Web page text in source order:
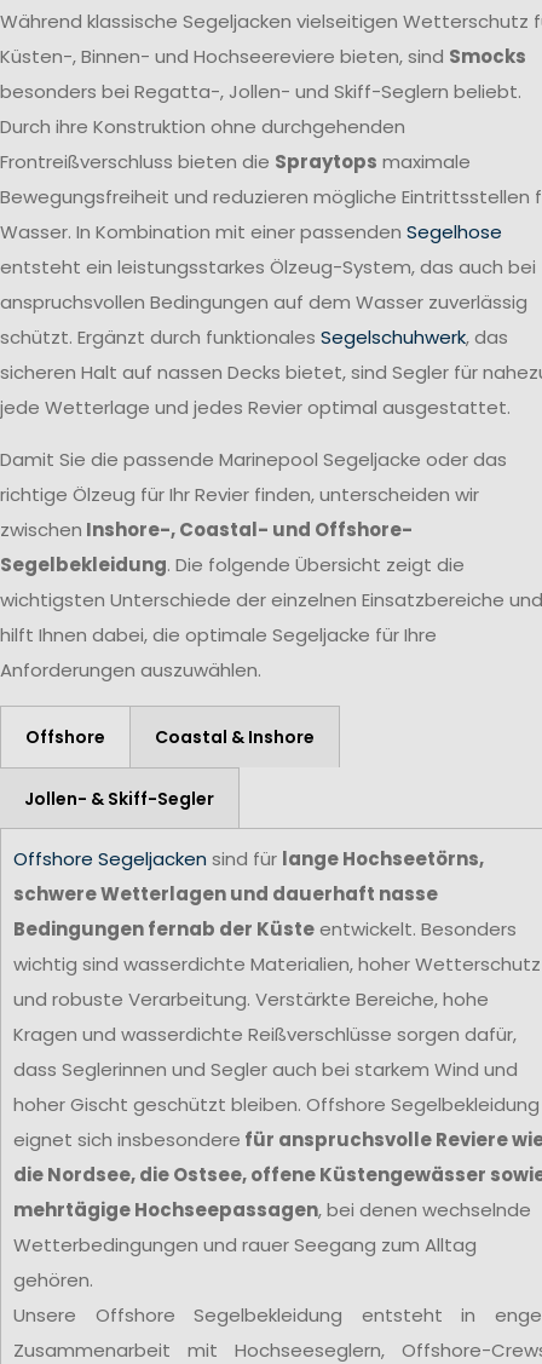
Während klassische Segeljacken vielseitigen Wetterschutz
Küsten-, Binnen- und Hochseereviere bieten, sind Smocks
besonders bei Regatta-, Jollen- und Skiff-Seglern beliebt.
Durch ihre Konstruktion ohne durchgehenden
Frontreißverschluss bieten die Spraytops maximale
Bewegungsfreiheit und reduzieren mögliche Eintrittsstellen
Wasser. In Kombination mit einer passenden Segelhose
entsteht ein leistungsstarkes Ölzeug-System, das auch bei
anspruchsvollen Bedingungen auf dem Wasser zuverlässig
schützt. Ergänzt durch funktionales Segelschuhwerk, das
sicheren Halt auf nassen Decks bietet, sind Segler für
jede Wetterlage und jedes Revier optimal ausgestattet.
Damit Sie die passende Marinepool Segeljacke oder das
richtige Ölzeug für Ihr Revier finden, unterscheiden wir
zwischen Inshore-, Coastal- und Offshore-
Segelbekleidung. Die folgende Übersicht zeigt die
wichtigsten Unterschiede der einzelnen Einsatzbereiche und
hilft Ihnen dabei, die optimale Segeljacke für Ihre
Anforderungen auszuwählen.
Offshore Coastal & Inshore
Jollen- & Skiff-Segler
Offshore Segeljacken sind für lange Hochseetörns,
schwere Wetterlagen und dauerhaft nasse
Bedingungen fernab der Küsteentwickelt. Besonders
wichtig sind wasserdichte Materialien, hoher Wetterschutz
und robuste Verarbeitung. Verstärkte Bereiche, hohe
Kragen und wasserdichte Reißverschlüsse sorgen dafür,
dass Seglerinnen und Segler auch bei starkem Wind und
hoher Gischt geschützt bleiben. Offshore Segelbekleidung
eignet sich insbesondere für anspruchsvolle Reviere
die Nordsee, die Ostsee, offene Küstengewässer
mehrtägige Hochseepassagen, bei denen wechselnde
Wetterbedingungen und rauer Seegang zum Alltag
gehören.
Unsere Offshore Segelbekleidung entsteht in
Zusammenarbeit mit Hochseeseglern, Offshore-